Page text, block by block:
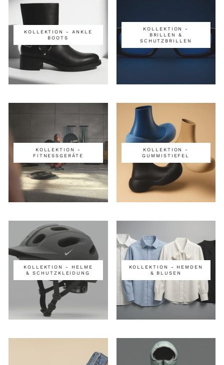
KOLLEKTION - ANKLE
BOOTS
KOLLEKTION -
BRILLEN &
SCHUTZBRILLEN
KOLLEKTION -
FITNESSGERÄTE
KOLLEKTION -
GUMMISTIEFEL
KOLLEKTION - HELME
& SCHUTZKLEIDUNG
KOLLEKTION - HEMDEN
& BLUSEN